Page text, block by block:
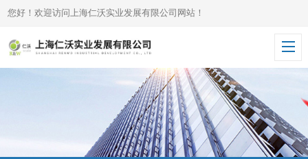
您好！欢迎访问上海仁沃实业发展有限公司网站！